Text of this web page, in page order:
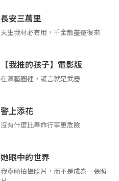
長安三萬里
天生我材必有用，千金散盡還復來
【我推的孩子】電影版
在演藝圈裡，謊言就是武器
警上添花
沒有什麼比奉命行事更危險
她眼中的世界
我寧願拍攝照片，而不是成為一張照